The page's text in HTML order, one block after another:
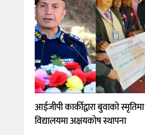
आईजीपी कार्कीद्वारा बुवाको स्मृतिमा
विद्यालयमा अक्षयकोष स्थापना